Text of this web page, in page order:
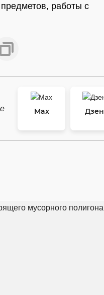
работы с
Max
Дзен